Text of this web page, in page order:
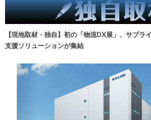
【現地取材・独自】初の「物流DX展」、サプラ
支援ソリューションが集結